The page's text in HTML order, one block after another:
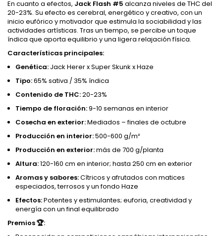
En cuanto a efectos, Jack Flash #5 alcanza niveles de THC del
20-23%. Su efecto es cerebral, energético y creativo, con un
inicio eufórico y motivador que estimula la sociabilidad y las
actividades artísticas. Tras un tiempo, se percibe un toque
índica que aporta equilibrio y una ligera relajación física.
Características principales:
Genética: Jack Herer x Super Skunk x Haze
Tipo:65% sativa / 35% índica
Contenido de THC:20-23%
Tiempo de floración:9-10 semanas en interior
Cosecha en exterior:Mediados – finales de octubre
Producción en interior:500-600 g/m²
Producción en exterior:más de 700 g/planta
Altura:120-160 cm en interior; hasta 250 cm en exterior
Aromas y sabores:Cítricos y afrutados con matices
especiados, terrosos y un fondo Haze
Efectos:Potentes y estimulantes; euforia, creatividad y
energía con un final equilibrado
Premios 🏆: